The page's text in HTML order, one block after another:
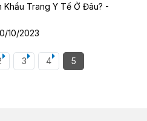
Khẩu Trang Y Tế Ở Đâu? -
10/2023
3 4 5